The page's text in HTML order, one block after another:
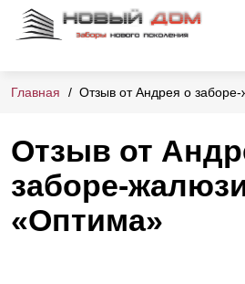
Главная Отзыв от Андрея о
Отзыв от
заборе-
«Оптима»